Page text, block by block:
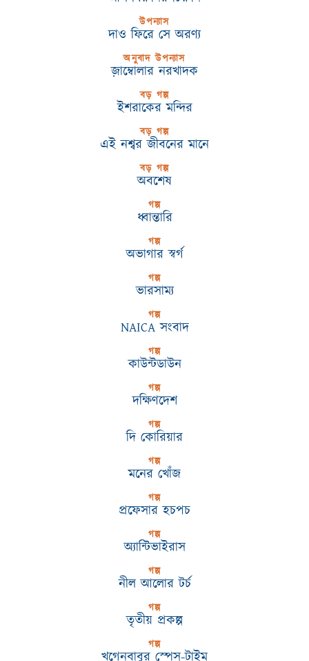
উপন্যাস
দাও ফিরে সে অরণ্য
অনুবাদ উপন্যাস
জ়াম্বোলার নরখাদক
বড় গল্প
ইশরাকের মন্দির
বড় গল্প
এই নশ্বর জীবনের মানে
বড় গল্প
অবশেষ
গল্প
ধ্বান্তারি
গল্প
অভাগার স্বর্গ
গল্প
ভারসাম্য
গল্প
NAICA সংবাদ
গল্প
কাউন্টডাউন
গল্প
দক্ষিণদেশ
গল্প
দি কোরিয়ার
গল্প
মনের খোঁজ
গল্প
প্রফেসার হচপচ
গল্প
অ্যান্টিভাইরাস
গল্প
নীল আলোর টর্চ
গল্প
তৃতীয় প্রকল্প
গল্প
খগেনবাবুর স্পেস-টাইম